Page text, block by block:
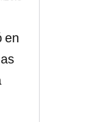
en